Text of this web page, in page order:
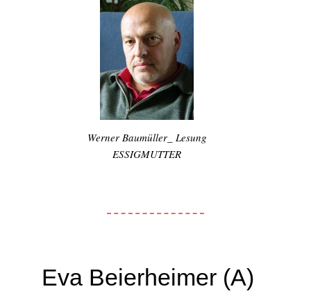
Werner Baumüller_ Lesung
ESSIGMUTTER
Eva Beierheimer (A)